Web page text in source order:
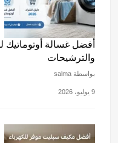
أفضل غسالة أوتوماتيك
والترشيحات
بواسطة salma
9 يوليو، 2026